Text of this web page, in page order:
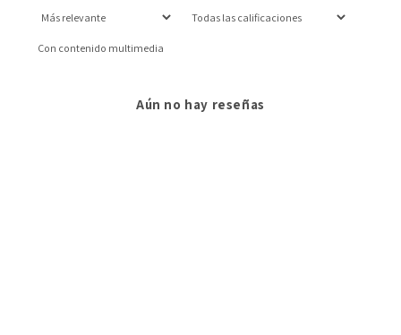
Con contenido multimedia
Aún no hay reseñas